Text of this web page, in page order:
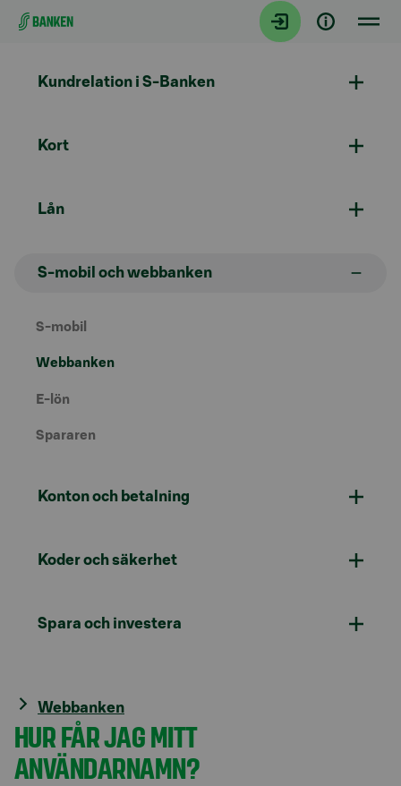
Gå direkt till innehållet
Kundrelation i S-Banken
Kort
Lån
S-mobil och webbanken
S-mobil
Webbanken
E-lön
Spararen
Konton och betalning
Koder och säkerhet
Spara och investera
Webbanken
HUR FÅR JAG MITT
ANVÄNDARNAMN?